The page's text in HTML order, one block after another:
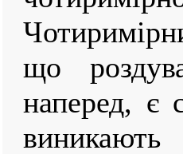
що
наперед, є